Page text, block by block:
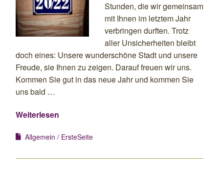
Stunden, die wir gemeinsam
mit Ihnen im letztem Jahr
verbringen durften. Trotz
aller Unsicherheiten bleibt
doch eines: Unsere wunderschöne Stadt und unsere
Freude, sie Ihnen zu zeigen. Darauf freuen wir uns.
Kommen Sie gut in das neue Jahr und kommen Sie
uns bald …
Weiterlesen
Allgemein ErsteSeite